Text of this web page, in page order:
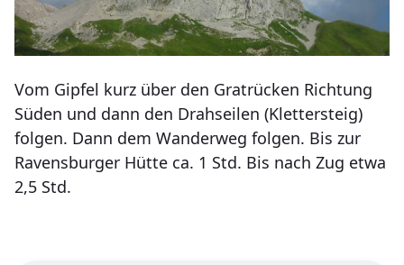
Vom Gipfel kurz über den Gratrücken Richtung
Süden und dann den Drahseilen (Klettersteig)
folgen. Dann dem Wanderweg folgen. Bis zur
Ravensburger Hütte ca. 1 Std. Bis nach Zug etwa
2,5 Std.